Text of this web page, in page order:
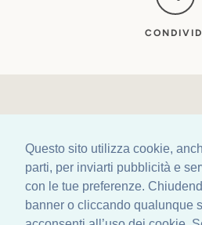
Questo sito utilizza cookie,
parti, per inviarti pubblicità e
con le tue preferenze.
banner o cliccando qualunque
SPEDIZIONI PRIVACY